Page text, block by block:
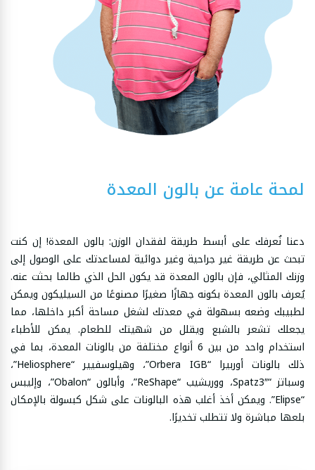
لمحة عامة عن بالون المعدة
دعنا نُعرفك على أبسط طريقة لفقدان الوزن: بالون المعدة! إن كنت
تبحث عن طريقة غير جراحية وغير دوائية لمساعدتك على الوصول إلى
وزنك المثالي، فإن بالون المعدة قد يكون الحل الذي طالما بحثت عنه.
يُعرف بالون المعدة بكونه جهازًا صغيرًا مصنوعًا من السيليكون ويمكن
لطبيبك وضعه بسهولة في معدتك لشغل مساحة أكبر داخلها، مما
يجعلك تشعر بالشبع ويقلل من شهيتك للطعام. يمكن للأطباء
استخدام واحد من بين 6 أنواع مختلفة من بالونات المعدة، بما في
ذلك بالونات أوربيرا “Orbera IGB”، وهيلوسفيير “Heliosphere”،
وسباتز “Spatz3″، ووريشيب “ReShape”، وأبالون “Obalon”، وإليبس
“Elipse”. ويمكن أخذ أغلب هذه البالونات على شكل كبسولة بالإمكان
بلعها مباشرة ولا تتطلب تخديرًا.